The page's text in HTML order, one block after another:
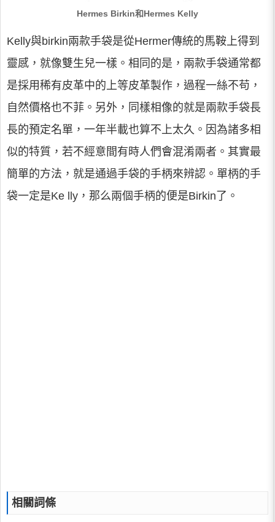
Hermes Birkin和Hermes Kelly
Kelly與birkin兩款手袋是從Hermer傳統的馬鞍上得到
靈感，就像雙生兒一樣。相同的是，兩款手袋通常都
是採用稀有皮革中的上等皮革製作，過程一絲不苟，
自然價格也不菲。另外，同樣相像的就是兩款手袋長
長的預定名單，一年半載也算不上太久。因為諸多相
似的特質，若不經意間有時人們會混淆兩者。其實最
簡單的方法，就是通過手袋的手柄來辨認。單柄的手
袋一定是Ke lly，那么兩個手柄的便是Birkin了。
相關詞條